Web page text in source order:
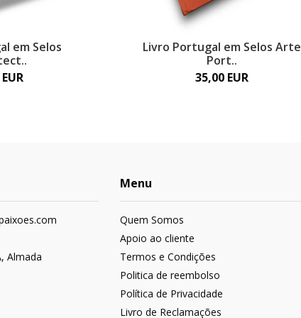
em Selos
Livro Portugal em Selos Arte
Port..
35,00 EUR
Almada
Menu
Quem Somos
Apoio ao cliente
Termos e Condições
Politica de reembolso
Política de Privacidade
Livro de Reclamações